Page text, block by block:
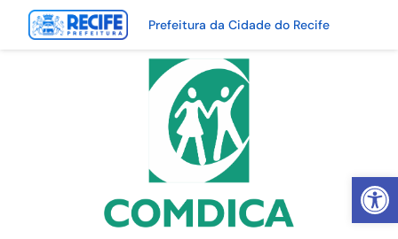
Abrir
Prefeitura da Cidade do Recife